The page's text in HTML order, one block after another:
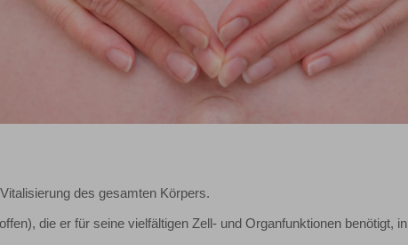
des gesamten Körpers.
die er für seine vielfältigen Zell- und Organfunktionen benötigt, in